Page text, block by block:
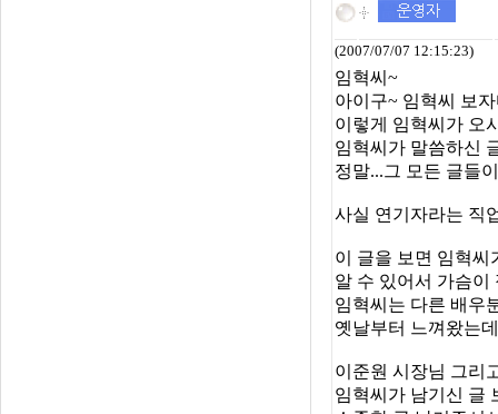
(2007/07/07 12:15:23)
임혁씨~
아이구~ 임혁씨 보
이렇게 임혁씨가 오
임혁씨가 말씀하신
정말...그 모든 글들
사실 연기자라는 직
이 글을 보면 임혁씨
알 수 있어서 가슴이
임혁씨는 다른 배우
옛날부터 느껴왔는
이준원 시장님 그리
임혁씨가 남기신 글